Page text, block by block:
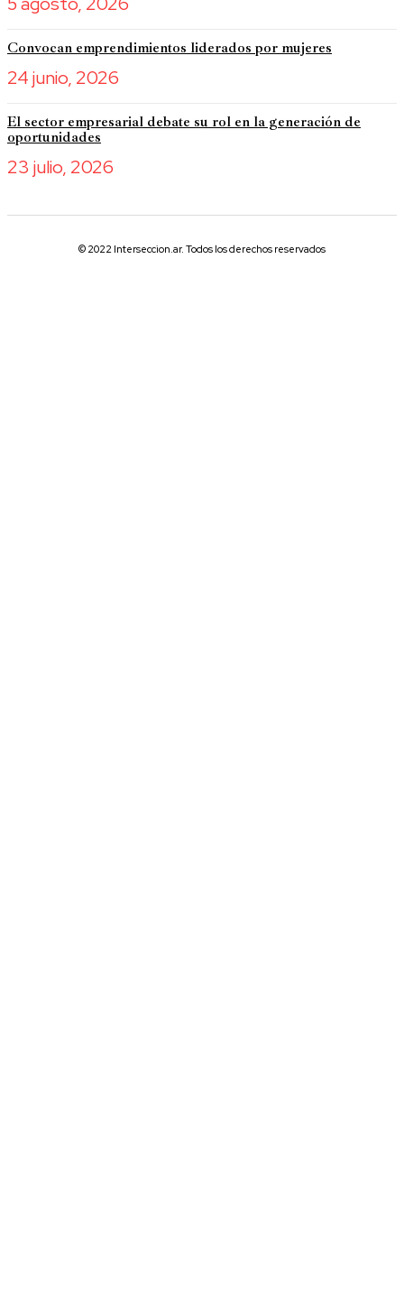
Convocan emprendimientos liderados por mujeres
24 junio, 2026
El sector empresarial debate su rol en la generación de
oportunidades
23 julio, 2026
© 2022 Interseccion.ar. Todos los derechos reservados